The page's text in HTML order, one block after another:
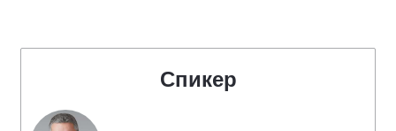
Спикер